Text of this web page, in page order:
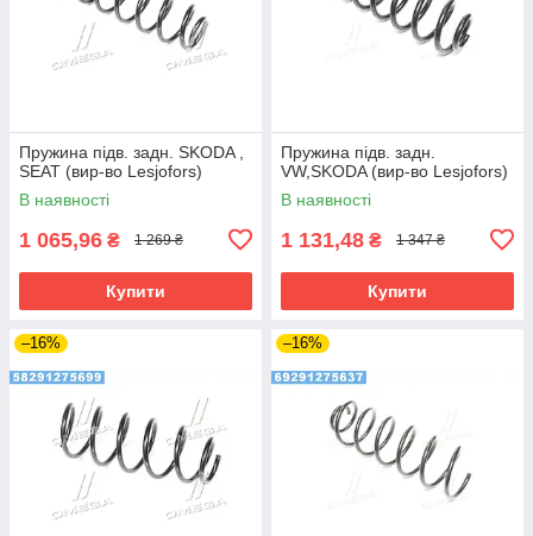
Пружина підв. задн. SKODA ,
SEAT (вир-во Lesjofors)
В наявності
1 065,96 ₴ 1 269 ₴
Купити
Пружина підв. задн.
VW,SKODA (вир-во Lesjofors)
В наявності
1 131,48 ₴ 1 347 ₴
Купити
–16% –16%